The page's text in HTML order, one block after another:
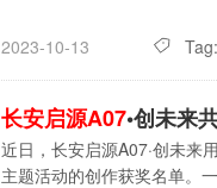
2023-10-13 Tag:
长安启源A07•创未来
近日，长安启源A07·创未来
主题活动的创作获奖名单。